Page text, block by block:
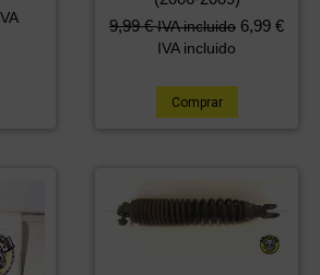
9,99€ IVA incluido 6,99 €
IVA incluido
Comprar